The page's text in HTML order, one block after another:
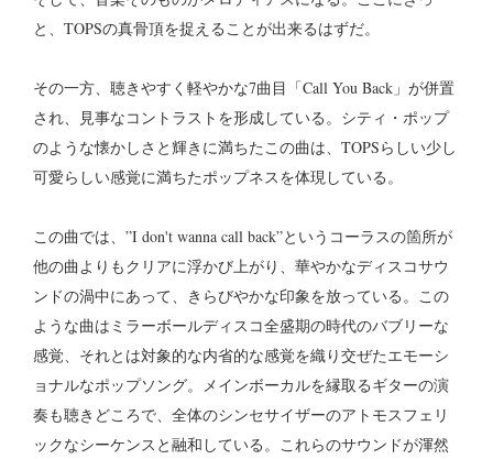
と、TOPSの真骨頂を捉えることが出来るはずだ。
その一方、聴きやすく軽やかな7曲目「Call You Back」が併置
され、見事なコントラストを形成している。シティ・ポップ
のような懐かしさと輝きに満ちたこの曲は、TOPSらしい少し
可愛らしい感覚に満ちたポップネスを体現している。
この曲では、”I don't wanna call back”というコーラスの箇所が
他の曲よりもクリアに浮かび上がり、華やかなディスコサウ
ンドの渦中にあって、きらびやかな印象を放っている。この
ような曲はミラーボールディスコ全盛期の時代のバブリーな
感覚、それとは対象的な内省的な感覚を織り交ぜたエモーシ
ョナルなポップソング。メインボーカルを縁取るギターの演
奏も聴きどころで、全体のシンセサイザーのアトモスフェリ
ックなシーケンスと融和している。これらのサウンドが渾然